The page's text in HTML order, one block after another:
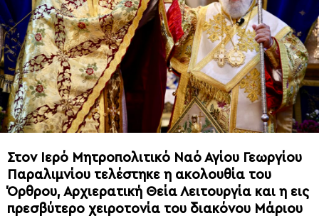
Στον Ιερό Μητροπολιτικό Ναό Αγίου Γεωργίου
Παραλιμνίου τελέστηκε η ακολουθία του
Όρθρου, Αρχιερατική Θεία Λειτουργία και η εις
πρεσβύτερο χειροτονία του διακόνου Μάριου